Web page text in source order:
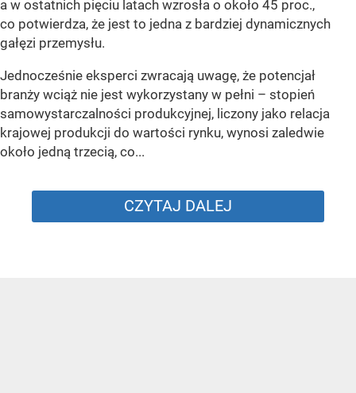
a w ostatnich pięciu latach wzrosła o około 45 proc.,
co potwierdza, że jest to jedna z bardziej dynamicznych
gałęzi przemysłu.
Jednocześnie eksperci zwracają uwagę, że potencjał
branży wciąż nie jest wykorzystany w pełni – stopień
samowystarczalności produkcyjnej, liczony jako relacja
krajowej produkcji do wartości rynku, wynosi zaledwie
około jedną trzecią, co...
CZYTAJ DALEJ